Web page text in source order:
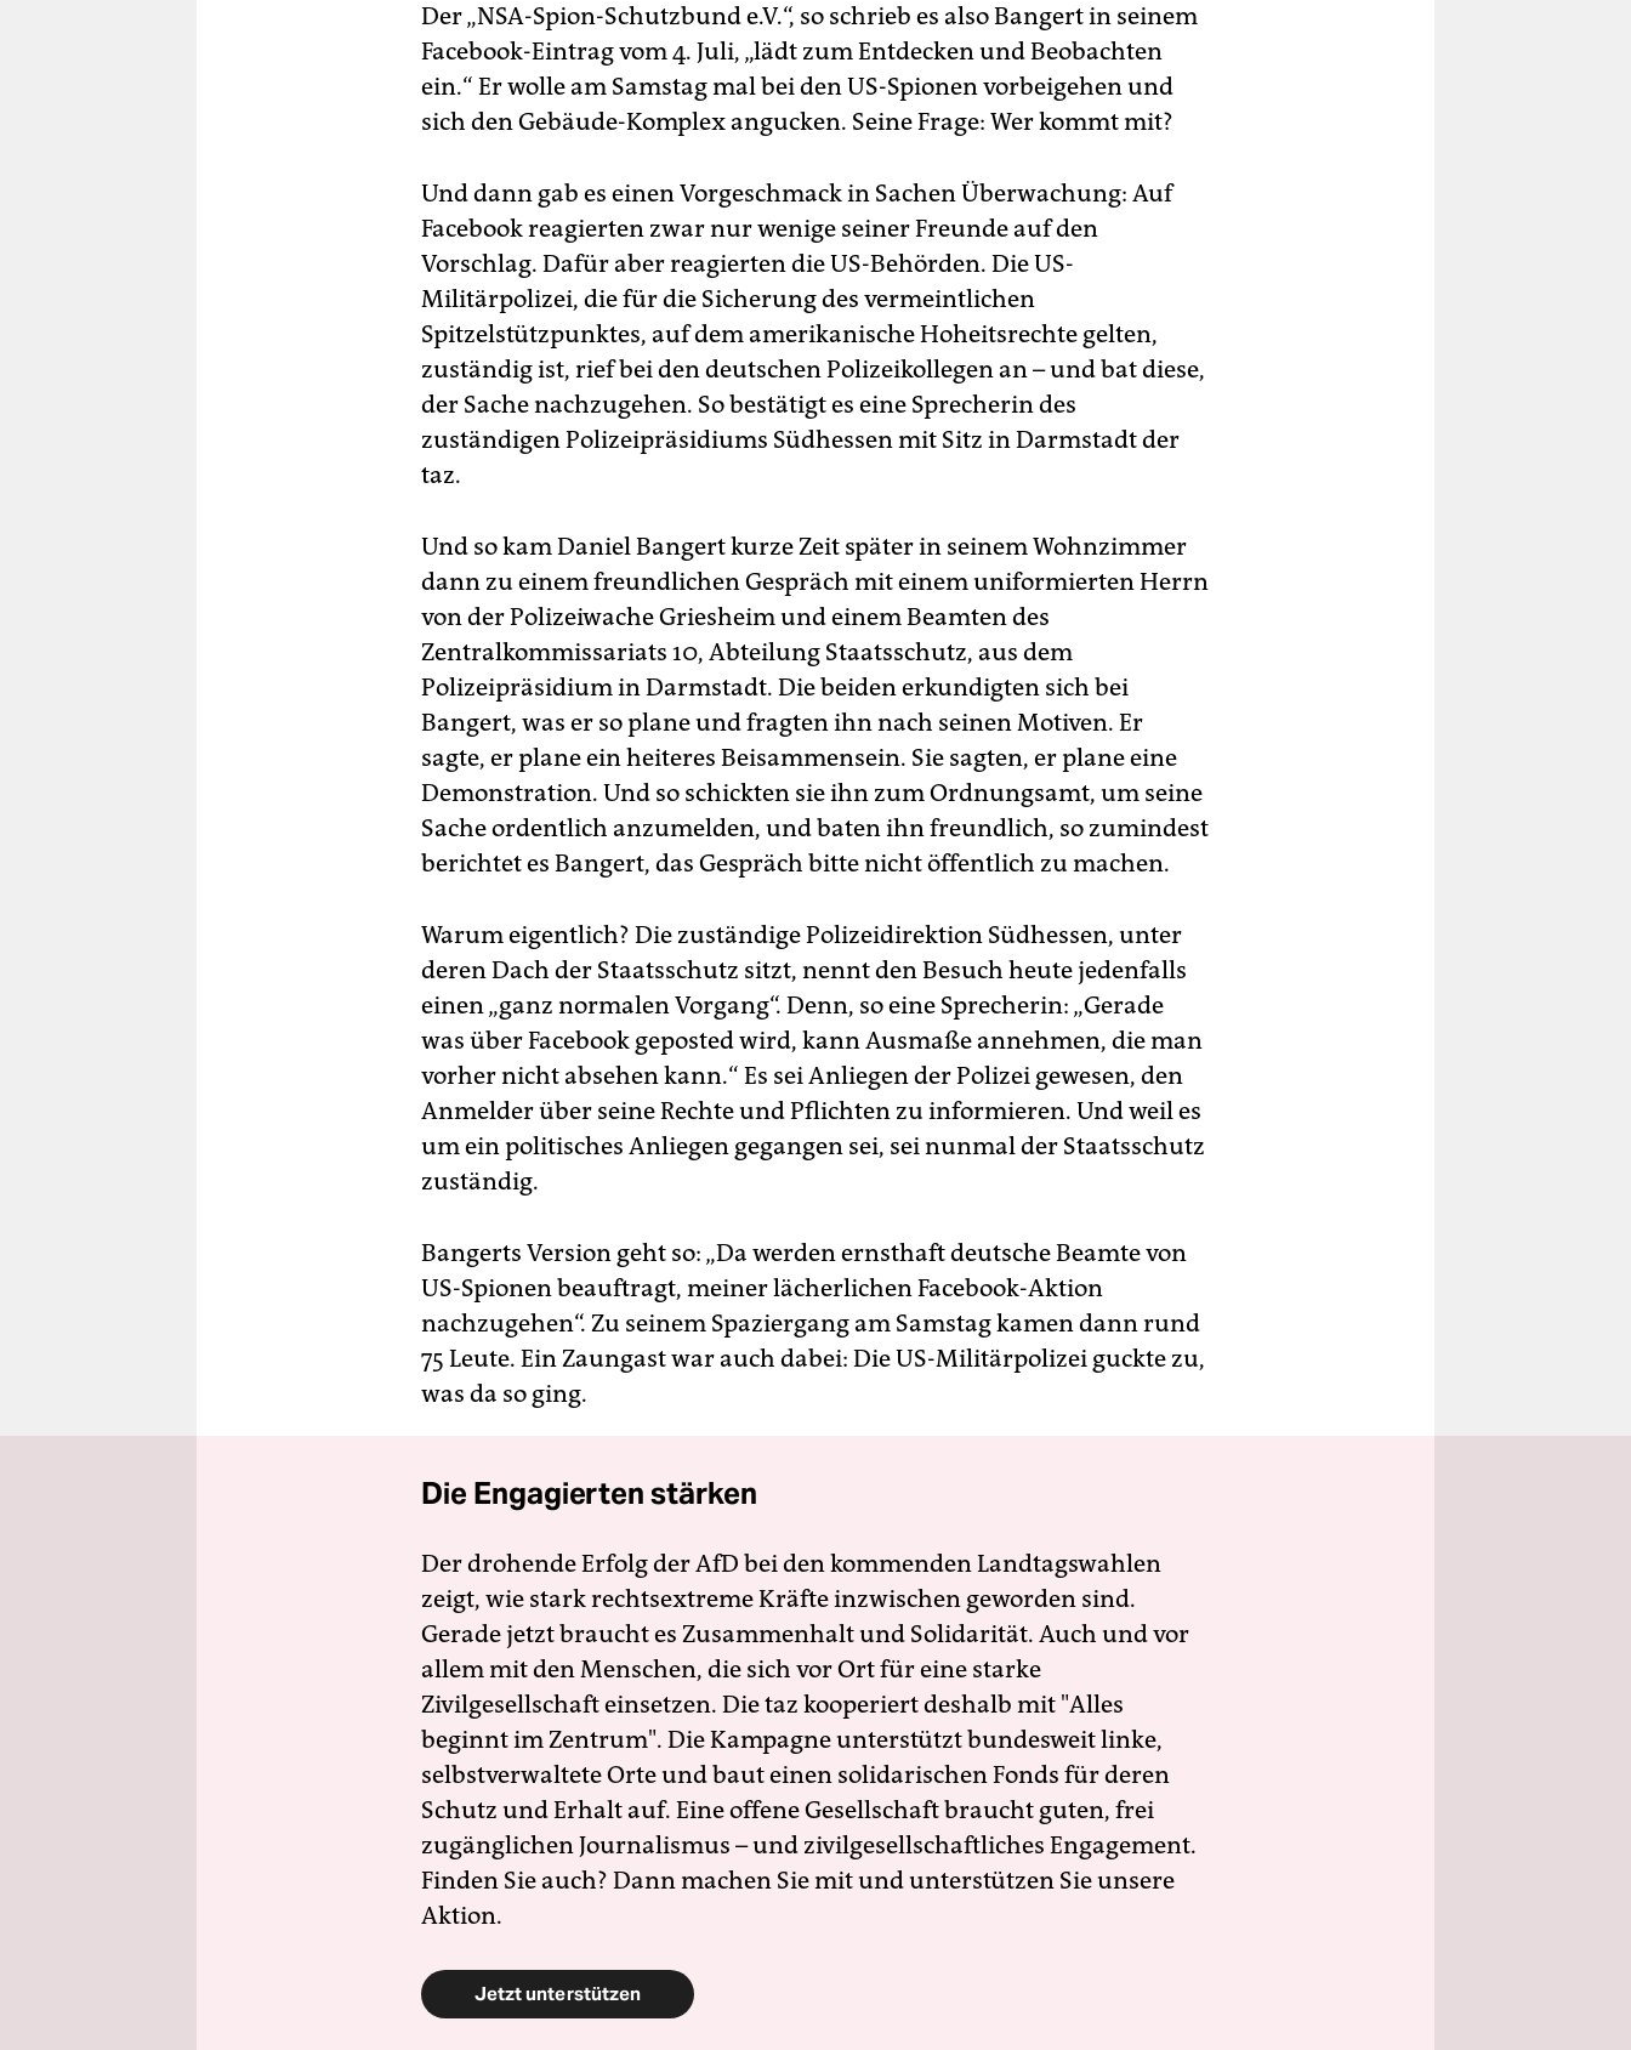
Der „NSA-Spion-Schutzbund e.V.“, so schrieb es also Bangert in seinem
Facebook-Eintrag vom 4. Juli, „lädt zum Entdecken und Beobachten
ein.“ Er wolle am Samstag mal bei den US-Spionen vorbeigehen und
sich den Gebäude-Komplex angucken. Seine Frage: Wer kommt mit?
Und dann gab es einen Vorgeschmack in Sachen Überwachung: Auf
Facebook reagierten zwar nur wenige seiner Freunde auf den
Vorschlag. Dafür aber reagierten die US-Behörden. Die US-
Militärpolizei, die für die Sicherung des vermeintlichen
Spitzelstützpunktes, auf dem amerikanische Hoheitsrechte gelten,
zuständig ist, rief bei den deutschen Polizeikollegen an – und bat diese,
der Sache nachzugehen. So bestätigt es eine Sprecherin des
zuständigen Polizeipräsidiums Südhessen mit Sitz in Darmstadt der
taz.
Und so kam Daniel Bangert kurze Zeit später in seinem Wohnzimmer
dann zu einem freundlichen Gespräch mit einem uniformierten Herrn
von der Polizeiwache Griesheim und einem Beamten des
Zentralkommissariats 10, Abteilung Staatsschutz, aus dem
Polizeipräsidium in Darmstadt. Die beiden erkundigten sich bei
Bangert, was er so plane und fragten ihn nach seinen Motiven. Er
sagte, er plane ein heiteres Beisammensein. Sie sagten, er plane eine
Demonstration. Und so schickten sie ihn zum Ordnungsamt, um seine
Sache ordentlich anzumelden, und baten ihn freundlich, so zumindest
berichtet es Bangert, das Gespräch bitte nicht öffentlich zu machen.
Warum eigentlich? Die zuständige Polizeidirektion Südhessen, unter
deren Dach der Staatsschutz sitzt, nennt den Besuch heute jedenfalls
einen „ganz normalen Vorgang“. Denn, so eine Sprecherin: „Gerade
was über Facebook geposted wird, kann Ausmaße annehmen, die man
vorher nicht absehen kann.“ Es sei Anliegen der Polizei gewesen, den
Anmelder über seine Rechte und Pflichten zu informieren. Und weil es
um ein politisches Anliegen gegangen sei, sei nunmal der Staatsschutz
zuständig.
Bangerts Version geht so: „Da werden ernsthaft deutsche Beamte von
US-Spionen beauftragt, meiner lächerlichen Facebook-Aktion
nachzugehen“. Zu seinem Spaziergang am Samstag kamen dann rund
75 Leute. Ein Zaungast war auch dabei: Die US-Militärpolizei guckte zu,
was da so ging.
Die Engagierten stärken
Der drohende Erfolg der AfD bei den kommenden Landtagswahlen
zeigt, wie stark rechtsextreme Kräfte inzwischen geworden sind.
Gerade jetzt braucht es Zusammenhalt und Solidarität. Auch und vor
allem mit den Menschen, die sich vor Ort für eine starke
Zivilgesellschaft einsetzen. Die taz kooperiert deshalb mit "Alles
beginnt im Zentrum". Die Kampagne unterstützt bundesweit linke,
selbstverwaltete Orte und baut einen solidarischen Fonds für deren
Schutz und Erhalt auf. Eine offene Gesellschaft braucht guten, frei
zugänglichen Journalismus – und zivilgesellschaftliches Engagement.
Finden Sie auch? Dann machen Sie mit und unterstützen Sie unsere
Aktion.
Jetzt unterstützen